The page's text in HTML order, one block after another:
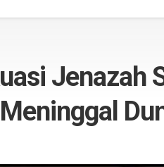
Jenazah